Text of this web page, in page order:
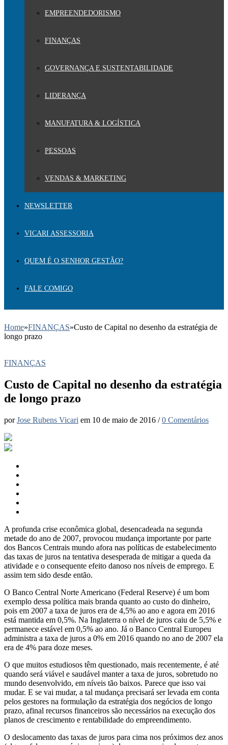
EMPREENDEDORISMO
FINANÇAS
GOVERNANÇA E SUSTENTABILIDADE
LIDERANÇA
MANUFATURA & LOGÍSTICA
PESSOAS
VENDAS & MARKETING
NEWSLETTER
VICARI ASSESSORIA
QUEM É O SENHOR GESTÃO?
FALE COMIGO
Home»FINANÇAS»Custo de Capital no desenho da estratégia de
longo prazo
FINANÇAS
Custo de Capital no desenho da estratégia
de longo prazo
porJose Rubens Vicari em 10 de maio de 2016 /0 Comentários
A profunda crise econômica global, desencadeada na segunda
metade do ano de 2007, provocou mudança importante por parte
dos Bancos Centrais mundo afora nas políticas de estabelecimento
das taxas de juros na tentativa desesperada de mitigar a queda da
atividade e o consequente efeito danoso nos níveis de emprego. E
assim tem sido desde então.
O Banco Central Norte Americano (Federal Reserve) é um bom
exemplo dessa política mais branda quanto ao custo do dinheiro,
pois em 2007 a taxa de juros era de 4,5% ao ano e agora em 2016
está mantida em 0,5%. Na Inglaterra o nível de juros caiu de 5,5% e
permanece estável em 0,5% ao ano. Já o Banco Central Europeu
administra a taxa de juros a 0% em 2016 quando no ano de 2007 ela
era de 4% para doze meses.
O que muitos estudiosos têm questionado, mais recentemente, é até
quando será viável e saudável manter a taxa de juros, sobretudo no
mundo desenvolvido, em níveis tão baixos. Parece que isso vai
mudar. E se vai mudar, a tal mudança precisará ser levada em conta
pelos gestores na formulação da estratégia dos negócios de longo
prazo, afinal recursos financeiros são necessários na execução dos
planos de crescimento e rentabilidade do empreendimento.
O deslocamento das taxas de juros para cima nos próximos dez anos